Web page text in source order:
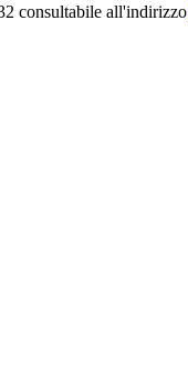
consultabile all'indirizzo